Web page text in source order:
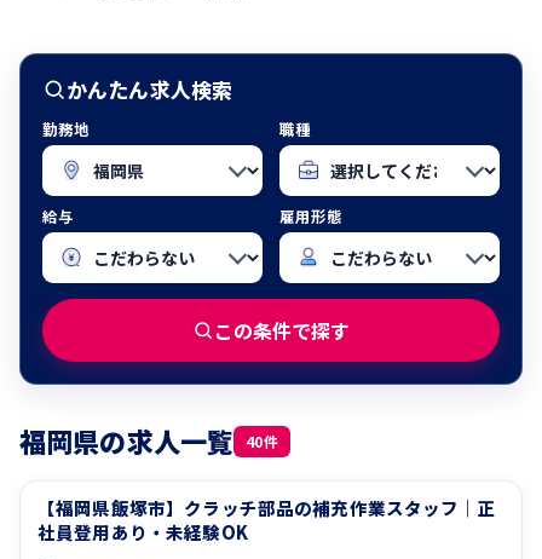
かんたん求人検索
勤務地 職種
給与 雇用形態
この条件で探す
福岡県の求人一覧 40件
交通費支給 ブランクOK
【福岡県飯塚市】クラッチ部品の補充作業スタッフ｜正
社員登用あり・未経験OK